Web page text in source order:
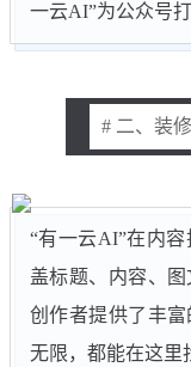
一云AI”为公众号
# 二、装
“有一云AI”在内
盖标题、内容、
创作者提供了丰
无限，都能在这里